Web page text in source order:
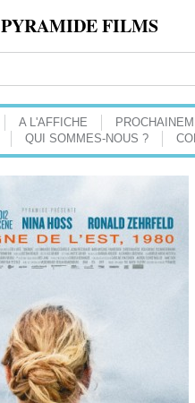
PYRAMIDE FILMS
A L'AFFICHE
QUI SOMMES-NOUS ?